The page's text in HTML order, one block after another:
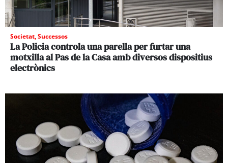
Societat,Successos
La Policia controla una parella per furtar una
motxilla al Pas de la Casa amb diversos dispositius
electrònics